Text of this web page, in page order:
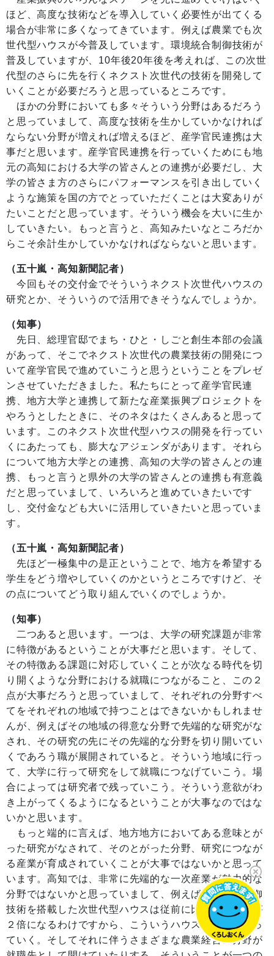
ほど、高度な技術などを導入していく必要性が出てくる
場合が非常に多くなってきています。例えば農業でも次
世代型ハウスが今普及しています。環境統合制御技術が
普及していますが、10年後20年後を考えれば、この次世
代型のさらに先を行くネクスト次世代の技術を開発して
いくことが必要だろうと思っているところです。
ほかの分野においても多々そういう分野はあるだろう
と思っていまして、高度な技術を生かしていかなければ
ならない分野が増えれば増えるほど、産学官民連携は大
事だと思います。産学官民連携を行っていくためにも地
元の高知における大学の皆さんとの連携が必要だし、大
学の皆さま方のさらにパフォーマンスを引き出していく
ような施策を国の方でとっていただくことは大変ありが
たいことだと思っています。そういう機会を大いに生か
していきたい。もっと言うと、高知みたいなところだか
らこそ余計生かしていかなければならないと思います。
（五十嵐・高知新聞記者）
今回もその交付金でそういうネクスト次世代ハウスの
研究とか、そういうので活用できそうなんでしょうか。
（知事）
先日、総理官邸でまち・ひと・しごと創生本部の会議
があって、そこでネクスト次世代の農業技術の開発につ
いて産学官民で進めていこうと思うということをプレゼ
ンさせていただきました。私たちにとって産学官民連
携、地方大学と連携して新たな産業振興プロジェクトを
やろうとしたときに、そのネタはたくさんあると思って
います。このネクスト次世代型ハウスの開発を行ってい
くにあたっても、膨大なアジェンダがあります。それら
について地方大学との連携、高知の大学の皆さんとの連
携、もっと言うと県外の大学の皆さんとの連携も有意義
だと思っていまして、いろいろと進めていきたいです
し、交付金なども大いに活用していきたいと思っていま
す。
（五十嵐・高知新聞記者）
先ほど一極集中の是正ということで、地方を希望する
学生をどう増やしていくのかというところですけど、そ
の点についてどう取り組んでいくのでしょうか。
（知事）
二つあると思います。一つは、大学の研究課題が非常
に特徴があるということが大事だと思います。そして、
その特徴ある課題に対応していくことが次なる時代を切
り開くような分野における就職につながること、この２
点が大事だろうと思っていまして、それぞれの分野すべ
てをそれぞれの地域で持つことはできないかもしれませ
んが、例えばその地域の得意な分野で先端的な研究がな
され、その研究の先にその先端的な分野を切り開いてい
くであろう職が展開されていると。そういう地域に行っ
て、大学に行って研究をして就職につなげていこう。場
合によっては研究者で残っていこう。そういう意欲がわ
き上がってくるようになるということが大事なのではな
いかと思います。
もっと端的に言えば、地方地方においてある意味とが
った研究がなされて、そのとがった分野、研究につなが
る産業が育成されていくことが大事ではないかと思って
います。高知では、非常に先端的な一次産業が魅力的な
分野ではないかと思っていまして、例えば統合環境制御
技術を搭載した次世代型ハウスは従前に比べて生産性が
２倍になるわけですから、こういうハウスの研究を行っ
ていく。そしてそれに伴うさまざまな農業経営の分野が